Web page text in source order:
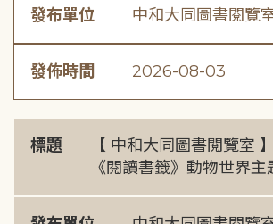
發布單位 中和大同圖書閱覽
發佈時間 2026-08-03
標題
【 中和大同圖書閱覽室
《閱讀書籤》動物世界主